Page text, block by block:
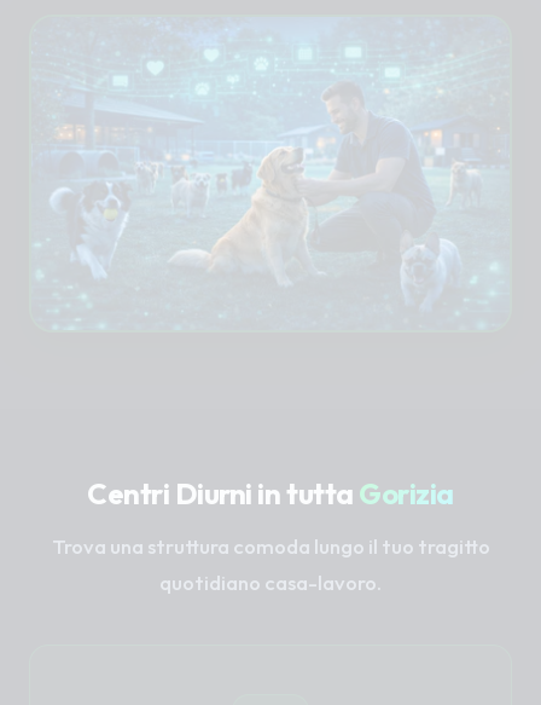
Centri Diurni in tutta Gorizia
Trova una struttura comoda lungo il tuo tragitto
quotidiano casa-lavoro.